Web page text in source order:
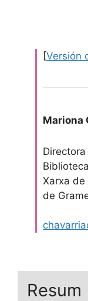
[Versión
Mariona
Directora
Xarxa de
de
Resum